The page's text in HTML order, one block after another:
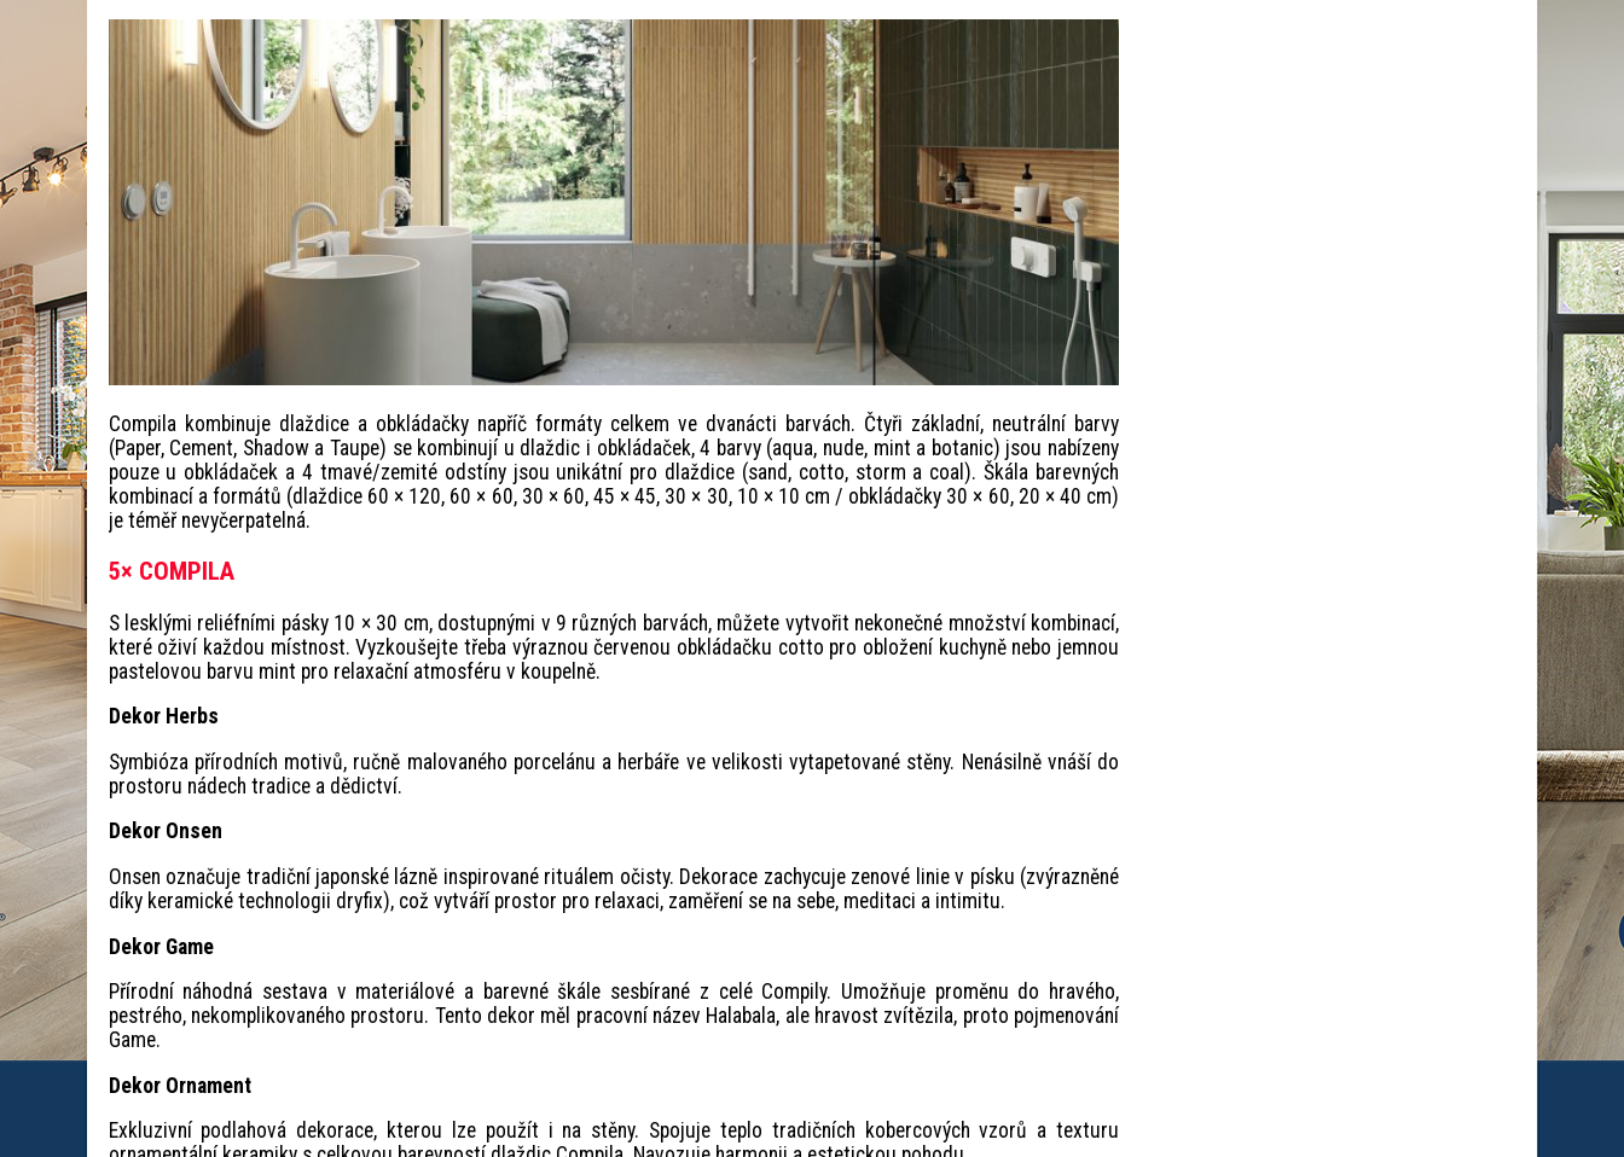
Compila kombinuje dlaždice a obkládačky napříč formáty celkem ve dvanácti barvách. Čtyři základní, neutrální barvy
(Paper, Cement, Shadow a Taupe) se kombinují u dlaždic i obkládaček, 4 barvy (aqua, nude, mint a botanic) jsou nabízeny
pouze u obkládaček a 4 tmavé/zemité odstíny jsou unikátní pro dlaždice (sand, cotto, storm a coal). Škála barevných
kombinací a formátů (dlaždice 60 × 120, 60 × 60, 30 × 60, 45 × 45, 30 × 30, 10 × 10 cm / obkládačky 30 × 60, 20 × 40 cm)
je téměř nevyčerpatelná.
5× COMPILA
S lesklými reliéfními pásky 10 × 30 cm, dostupnými v 9 různých barvách, můžete vytvořit nekonečné množství kombinací,
které oživí každou místnost. Vyzkoušejte třeba výraznou červenou obkládačku cotto pro obložení kuchyně nebo jemnou
pastelovou barvu mint pro relaxační atmosféru v koupelně.
Dekor Herbs
Symbióza přírodních motivů, ručně malovaného porcelánu a herbáře ve velikosti vytapetované stěny. Nenásilně vnáší do
prostoru nádech tradice a dědictví.
Dekor Onsen
Onsen označuje tradiční japonské lázně inspirované rituálem očisty. Dekorace zachycuje zenové linie v písku (zvýrazněné
díky keramické technologii dryfix), což vytváří prostor pro relaxaci, zaměření se na sebe, meditaci a intimitu.
Dekor Game
Přírodní náhodná sestava v materiálové a barevné škále sesbírané z celé Compily. Umožňuje proměnu do hravého,
pestrého, nekomplikovaného prostoru. Tento dekor měl pracovní název Halabala, ale hravost zvítězila, proto pojmenování
Game.
Dekor Ornament
Exkluzivní podlahová dekorace, kterou lze použít i na stěny. Spojuje teplo tradičních kobercových vzorů a texturu